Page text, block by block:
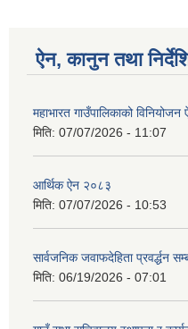
ऐन, कानुन तथा
महाभारत गाउँपालिकाको
मिति: 07/07/2026 - 11:07
आर्थिक ऐन २०८३
मिति: 07/07/2026 - 10:53
सार्वजनिक जवाफदेहिता प्रवर्द्धन
मिति: 06/19/2026 - 07:01